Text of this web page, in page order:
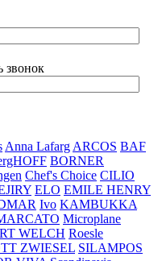
звонок
Anna Lafarg ARCOS BAF
BORNER
Chef's Choice CILIO
ELO EMILE HENRY
Ivo KAMBUKKA
Microplane
WELCH Roesle
ZWIESEL SILAMPOS